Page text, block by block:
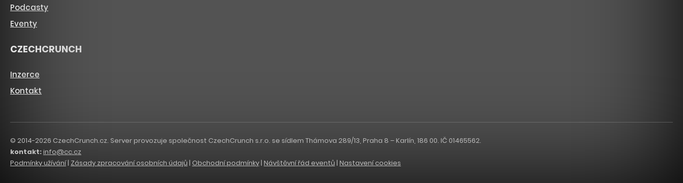
Podcasty
Eventy
CZECHCRUNCH
Inzerce
Kontakt
© 2014-2026 CzechCrunch.cz. Server provozuje společnost CzechCrunch s.r.o. se sídlem Thámova 289/13, Praha 8 – Karlín, 186 00. IČ 01465562.
kontakt:info@cc.cz
Podmínky užívání| Zásady zpracování osobních údajů | Obchodní podmínky | Návštěvní řád eventů | Nastavení cookies